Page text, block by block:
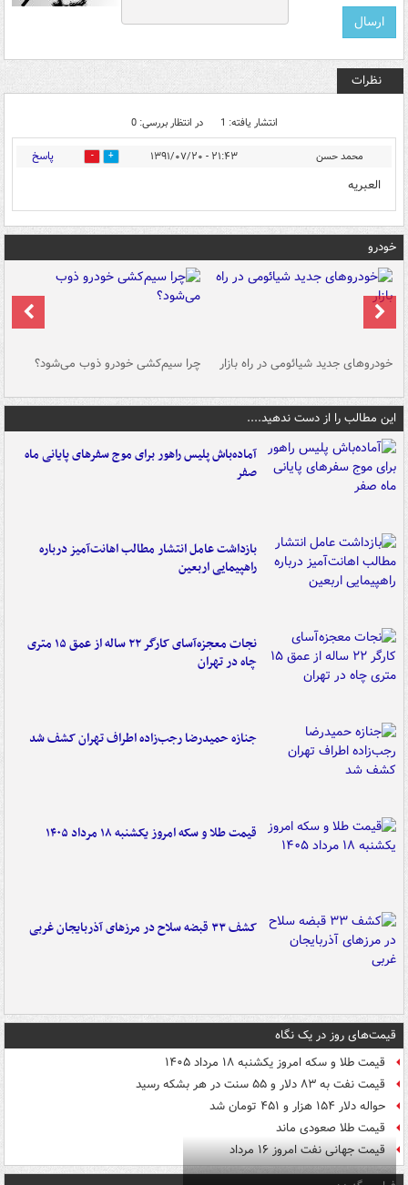
نظرات
انتشار یافته: 1 در انتظار بررسی: 0
محمد حسن ۲۱:۴۳ - ۱۳۹۱/۰۷/۲۰ 0 پاسخ
العبریه
خودرو
خودروهای جدید شیائومی در راه بازار چرا سیم‌کشی خودرو ذوب می‌شود؟
این مطالب را از دست ندهید....
آماده‌باش پلیس راهور برای موج سفرهای پایانی ماه
صفر
بازداشت عامل انتشار مطالب اهانت‌آمیز درباره
راهپیمایی اربعین
نجات معجزه‌آسای کارگر ۲۲ ساله از عمق ۱۵ متری
چاه در تهران
جنازه حمیدرضا رجب‌زاده اطراف تهران کشف شد
قیمت طلا و سکه امروز یکشنبه ۱۸ مرداد ۱۴۰۵
کشف ۳۳ قبضه سلاح در مرزهای آذربایجان غربی
قیمت‌های روز در یک نگاه
قیمت طلا و سکه امروز یکشنبه ۱۸ مرداد ۱۴۰۵
قیمت نفت به ۸۳ دلار و ۵۵ سنت در هر بشکه رسید
حواله دلار ۱۵۴ هزار و ۴۵۱ تومان شد
قیمت طلا صعودی ماند
قیمت جهانی نفت امروز ۱۶ مرداد